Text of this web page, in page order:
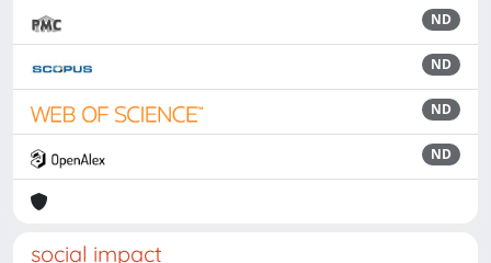
ND
ND
ND
ND
social impact